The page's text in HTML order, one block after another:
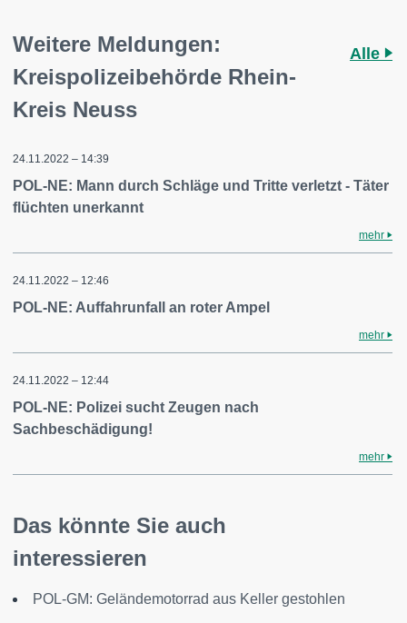
Weitere Meldungen:
Kreispolizeibehörde Rhein-
Kreis Neuss
Alle
24.11.2022 – 14:39
POL-NE: Mann durch Schläge und Tritte verletzt - Täter
flüchten unerkannt
mehr
24.11.2022 – 12:46
POL-NE: Auffahrunfall an roter Ampel
mehr
24.11.2022 – 12:44
POL-NE: Polizei sucht Zeugen nach
Sachbeschädigung!
mehr
Das könnte Sie auch
interessieren
POL-GM: Geländemotorrad aus Keller gestohlen